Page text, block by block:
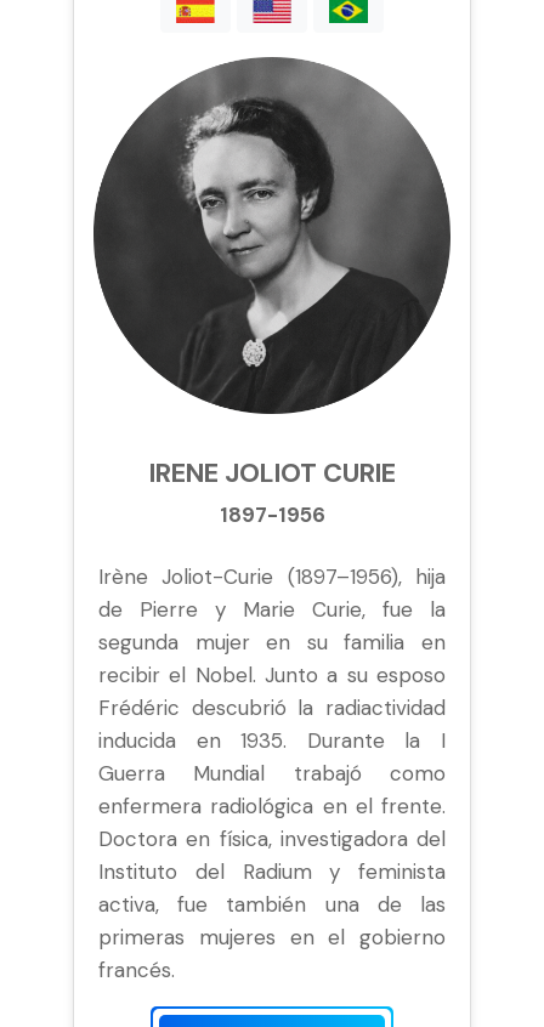
IRENE JOLIOT CURIE
1897-1956
Irène Joliot-Curie (1897–1956), hija
de Pierre y Marie Curie, fue la
segunda mujer en su familia en
recibir el Nobel. Junto a su esposo
Frédéric descubrió la radiactividad
inducida en 1935. Durante la I
Guerra Mundial trabajó como
enfermera radiológica en el frente.
Doctora en física, investigadora del
Instituto del Radium y feminista
activa, fue también una de las
primeras mujeres en el gobierno
francés.